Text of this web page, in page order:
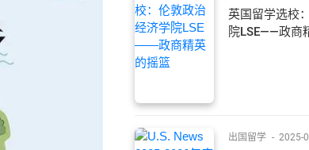
英国留学选校
院LSE——政商
出国留学 - 2025-